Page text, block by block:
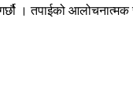
। तपाईको